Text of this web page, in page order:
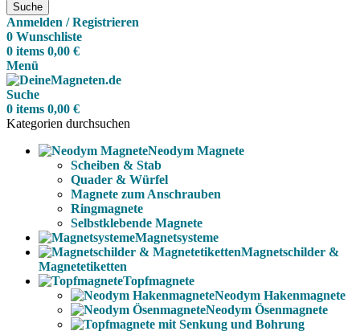
Suche
Anmelden / Registrieren
0 Wunschliste
0 items 0,00 €
Menü
Suche
0 items 0,00 €
Kategorien durchsuchen
Neodym Magnete
Scheiben & Stab
Quader & Würfel
Magnete zum Anschrauben
Ringmagnete
Selbstklebende Magnete
Magnetsysteme
Magnetschilder &
Magnetetiketten
Topfmagnete
Neodym Hakenmagnete
Neodym Ösenmagnete